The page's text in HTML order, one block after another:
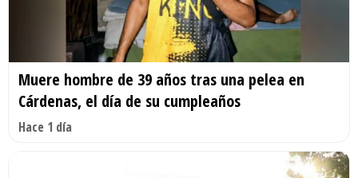
Muere hombre de 39 años tras una pelea en
Cárdenas, el día de su cumpleaños
Hace 1 día